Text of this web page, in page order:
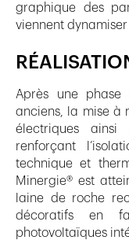
graphique des
viennent dynamiser
Après une phase
anciens, la mise à
électriques
renforçant
technique et
Minergie® est
laine de roche
décoratifs en
photovoltaïques